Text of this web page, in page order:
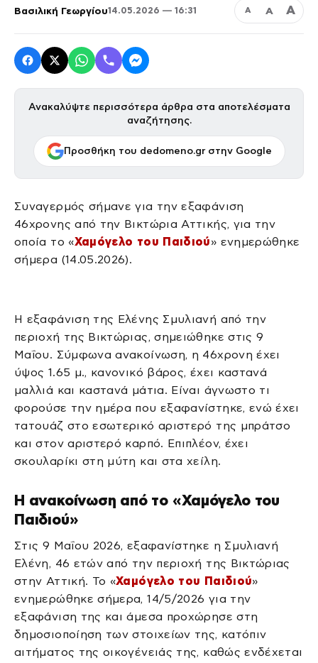
Βασιλική Γεωργίου14.05.2026 — 16:31 Α Α Α
Ανακαλύψτε περισσότερα άρθρα στα αποτελέσματα
αναζήτησης.
Προσθήκη του dedomeno.gr στην Google
Συναγερμός σήμανε για την εξαφάνιση
46χρονης από την Βικτώρια Αττικής, για την
οποία το «Χαμόγελο του Παιδιού» ενημερώθηκε
σήμερα (14.05.2026).
Η εξαφάνιση της Ελένης Σμυλιανή από την
περιοχή της Βικτώριας, σημειώθηκε στις 9
Μαΐου. Σύμφωνα ανακοίνωση, η 46χρονη έχει
ύψος 1.65 μ., κανονικό βάρος, έχει καστανά
μαλλιά και καστανά μάτια. Είναι άγνωστο τι
φορούσε την ημέρα που εξαφανίστηκε, ενώ έχει
τατουάζ στο εσωτερικό αριστερό της μπράτσο
και στον αριστερό καρπό. Επιπλέον, έχει
σκουλαρίκι στη μύτη και στα χείλη.
Η ανακοίνωση από το «Χαμόγελο του
Παιδιού»
Στις 9 Μαΐου 2026, εξαφανίστηκε η Σμυλιανή
Ελένη, 46 ετών από την περιοχή της Βικτώριας
στην Αττική. Το «Χαμόγελο του Παιδιού»
ενημερώθηκε σήμερα, 14/5/2026 για την
εξαφάνιση της και άμεσα προχώρησε στη
δημοσιοποίηση των στοιχείων της, κατόπιν
αιτήματος της οικογένειάς της, καθώς ενδέχεται